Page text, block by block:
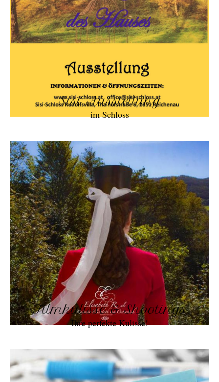
Sisi Ausstellung
im Schloss
Filmkulisse & Shootings
Ihre perfekte Kulisse!